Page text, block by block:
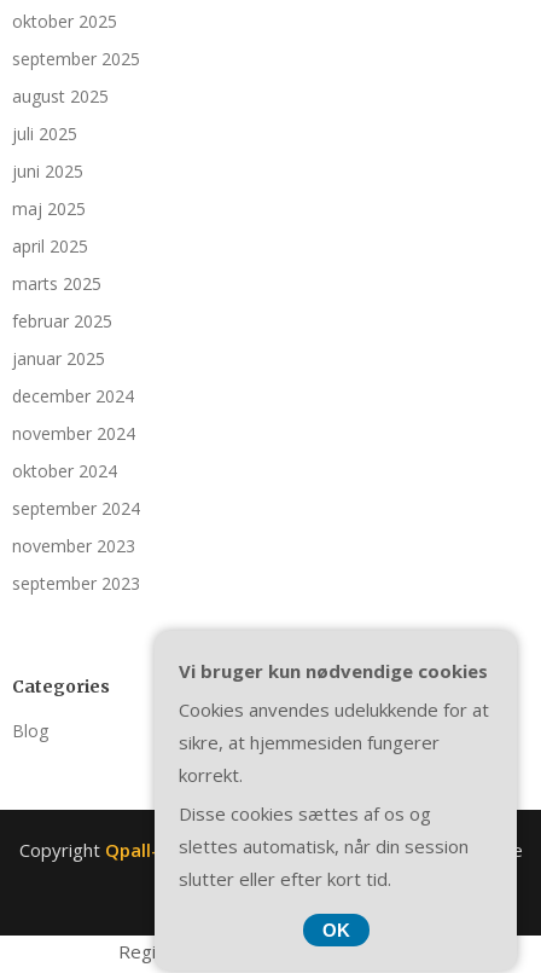
oktober 2025
september 2025
august 2025
juli 2025
juni 2025
maj 2025
april 2025
marts 2025
februar 2025
januar 2025
december 2024
november 2024
oktober 2024
september 2024
november 2023
september 2023
Categories
Blog
Copyright Qpall-plastpaller.dk. All rights reserved.| Theme
bySuperbThemes
Registreringsnummer DK3740 7739
Vi bruger kun nødvendige cookies
Cookies anvendes udelukkende for at
sikre, at hjemmesiden fungerer
korrekt.
Disse cookies sættes af os og
slettes automatisk, når din session
slutter eller efter kort tid.
OK